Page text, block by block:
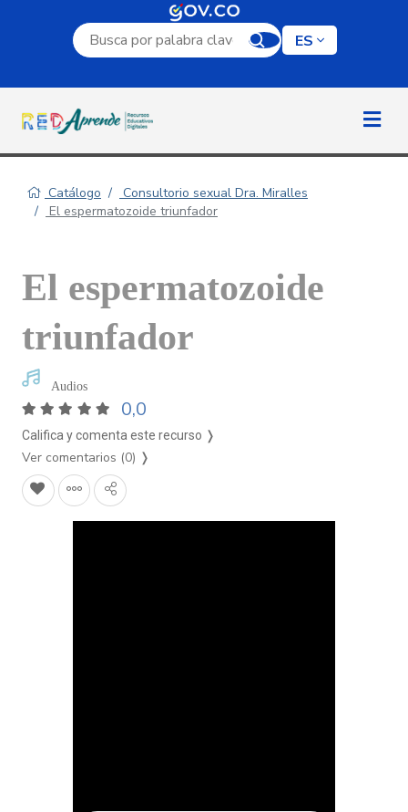
Campo de búsqueda por palabra clave
ES
Catálogo
Consultorio sexual Dra. Miralles
El espermatozoide triunfador
El espermatozoide
triunfador
Audios
0,0
Califica y comenta este recurso ❭
Ver comentarios (0) ❭